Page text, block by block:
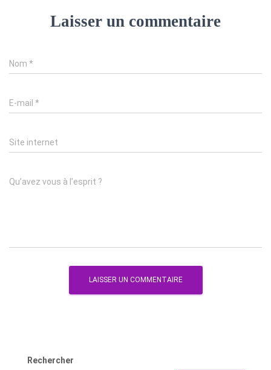
Laisser un commentaire
Nom *
E-mail *
Site internet
Qu’avez vous à l’esprit ?
Rechercher